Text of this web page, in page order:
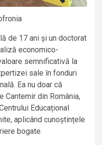
de 17 ani și un doctorat
economico-
semnificativă la
sale în fonduri
Ea nu doar că
din România,
Educațional
aplicând cunoștințele
bogate.